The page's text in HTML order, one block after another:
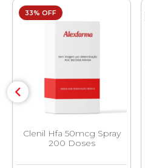
33% OFF
Clenil Hfa 50mcg Spray
200 Doses